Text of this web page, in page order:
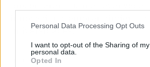
Personal Data Processing Opt Outs
I want to opt-out of the Sharing of my
personal data.
Opted In
universidades.
Artículo anterior